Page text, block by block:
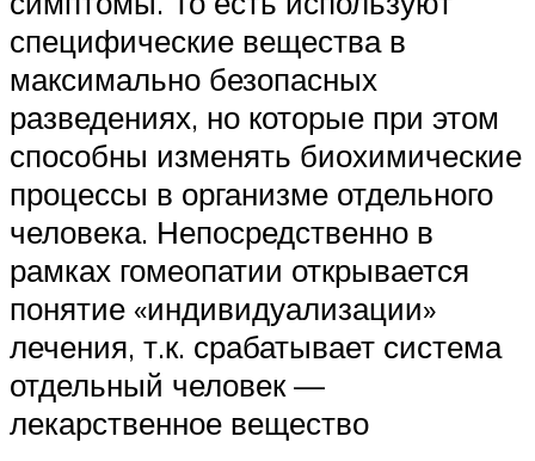
специфические вещества в
максимально безопасных
разведениях, но которые при этом
способны изменять биохимические
процессы в организме отдельного
человека. Непосредственно в
рамках гомеопатии открывается
понятие «индивидуализации»
лечения, т.к. срабатывает система
отдельный человек —
лекарственное вещество